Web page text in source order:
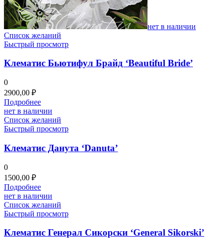
нет в наличии
Список желаний
Быстрый просмотр
Клематис Бьютифул Брайд ‘Beautiful Bride’
0
2900,00 ₽
Подробнее
нет в наличии
Список желаний
Быстрый просмотр
Клематис Данута ‘Danuta’
0
1500,00 ₽
Подробнее
нет в наличии
Список желаний
Быстрый просмотр
Клематис Генерал Сикорски ‘General Sikorski’